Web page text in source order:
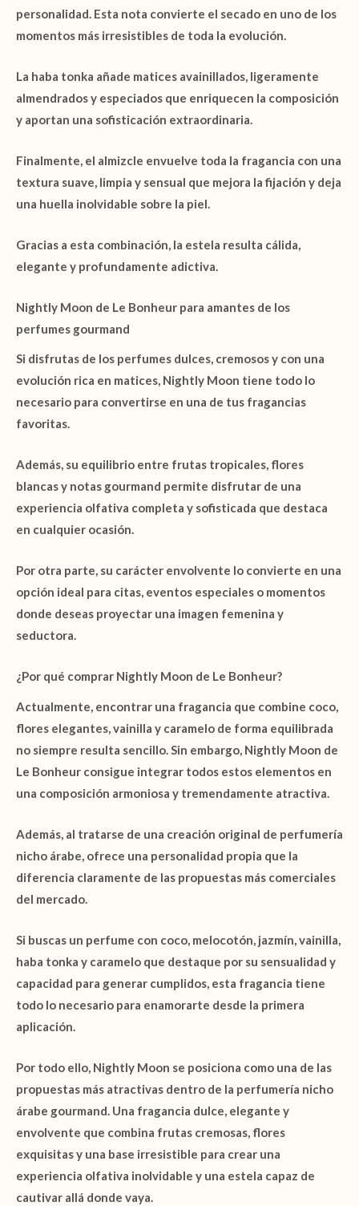
personalidad. Esta nota convierte el secado en uno de los
momentos más irresistibles de toda la evolución.
La haba tonka añade matices avainillados, ligeramente
almendrados y especiados que enriquecen la composición
y aportan una sofisticación extraordinaria.
Finalmente, el almizcle envuelve toda la fragancia con una
textura suave, limpia y sensual que mejora la fijación y deja
una huella inolvidable sobre la piel.
Gracias a esta combinación, la estela resulta cálida,
elegante y profundamente adictiva.
Nightly Moon de Le Bonheur para amantes de los
perfumes gourmand
Si disfrutas de los perfumes dulces, cremosos y con una
evolución rica en matices, Nightly Moon tiene todo lo
necesario para convertirse en una de tus fragancias
favoritas.
Además, su equilibrio entre frutas tropicales, flores
blancasy notas gourmand permite disfrutar de una
experiencia olfativa completa y sofisticada que destaca
en cualquier ocasión.
Por otra parte, su carácter envolvente lo convierte en una
opción ideal para citas, eventos especiales o momentos
donde deseas proyectar una imagen femenina y
seductora.
¿Por qué comprar Nightly Moon de Le Bonheur?
Actualmente, encontrar una fragancia que combine coco,
flores elegantes, vainilla y caramelo de forma equilibrada
no siempre resulta sencillo. Sin embargo, Nightly Moon de
Le Bonheur consigue integrar todos estos elementos en
una composición armoniosa y tremendamente atractiva.
Además, al tratarse de una creación original de perfumería
nicho árabe, ofrece una personalidad propia que la
diferencia claramente de las propuestas más comerciales
del mercado.
Si buscas un perfume con coco, melocotón, jazmín,vainilla,
haba tonka y caramelo que destaque por su sensualidad y
capacidad para generar cumplidos, esta fragancia tiene
todo lo necesario para enamorarte desde la primera
aplicación.
Por todo ello, Nightly Moon se posiciona como una de las
propuestas más atractivas dentro de la perfumería nicho
árabe gourmand. Una fragancia dulce, elegante y
envolvente que combina frutas cremosas, flores
exquisitas y una base irresistible para crear una
experiencia olfativa inolvidable y una estela capaz de
cautivar allá donde vaya.